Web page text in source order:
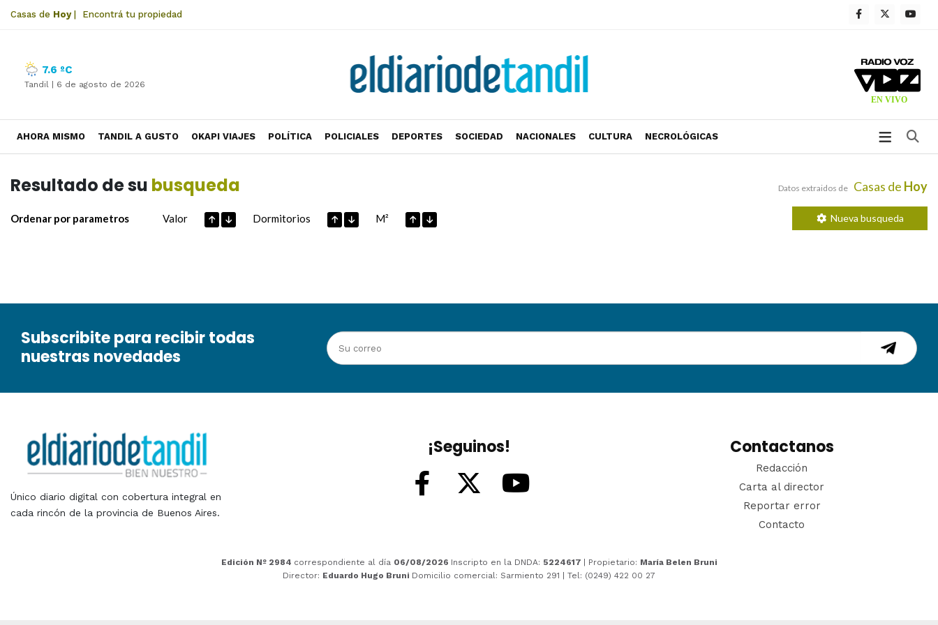
Casas de Hoy| Encontrá tu propiedad
7.6 ºC
Tandil | 6 de agosto de 2026
AHORA MISMO TANDIL A GUSTO OKAPI VIAJES POLÍTICA POLICIALES DEPORTES SOCIEDAD NACIONALES CULTURA NECROLÓGICAS
Resultado de su busqueda Datos extraidos de Casas de Hoy
Ordenar por parametros Valor Dormitorios M² Nueva busqueda
Subscribite para recibir todas
nuestras novedades
Único diario digital con cobertura integral en
cada rincón de la provincia de Buenos Aires.
¡Seguinos! Contactanos
Redacción
Carta al director
Reportar error
Contacto
Edición Nº 2984 correspondiente al día 06/08/2026 Inscripto en la DNDA: 5224617 | Propietario: María Belen Bruni
Director: Eduardo Hugo Bruni Domicilio comercial: Sarmiento 291 | Tel: (0249) 422 00 27